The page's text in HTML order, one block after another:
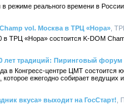
режиме реального времени в
vol. Москва в ТРЦ «Нора» ,
в ТРЦ «Нора» состоится K-DOM
лет традиций: Пиринговый
в Конгресс-центре ЦМТ
которое ежегодно собирает ведущих
вкуса» выходит на ГосСтарт! ,